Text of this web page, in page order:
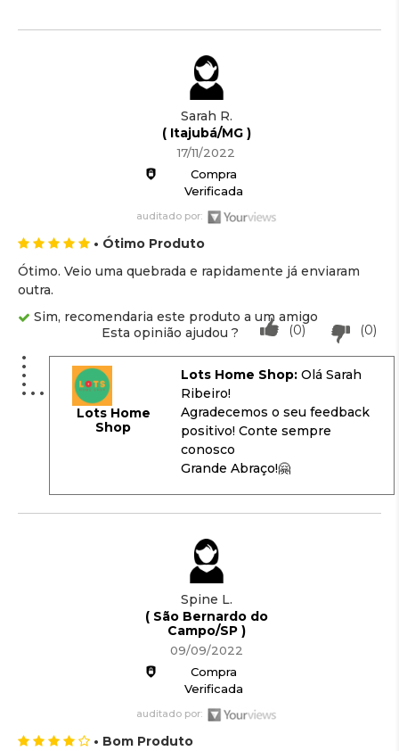
Sarah R.
( Itajubá/MG )
17/11/2022
Compra
Verificada
auditado por:
• Ótimo Produto
Ótimo. Veio uma quebrada e rapidamente já enviaram
outra.
Sim, recomendaria este produto a um amigo
(0)
(0)
Esta opinião ajudou ?
Lots Home
Shop
Lots Home Shop: Olá Sarah
Ribeiro!
Agradecemos o seu feedback
positivo! Conte sempre
conosco
Grande Abraço!🤗
Spine L.
( São Bernardo do
Campo/SP )
09/09/2022
Compra
Verificada
auditado por:
• Bom Produto